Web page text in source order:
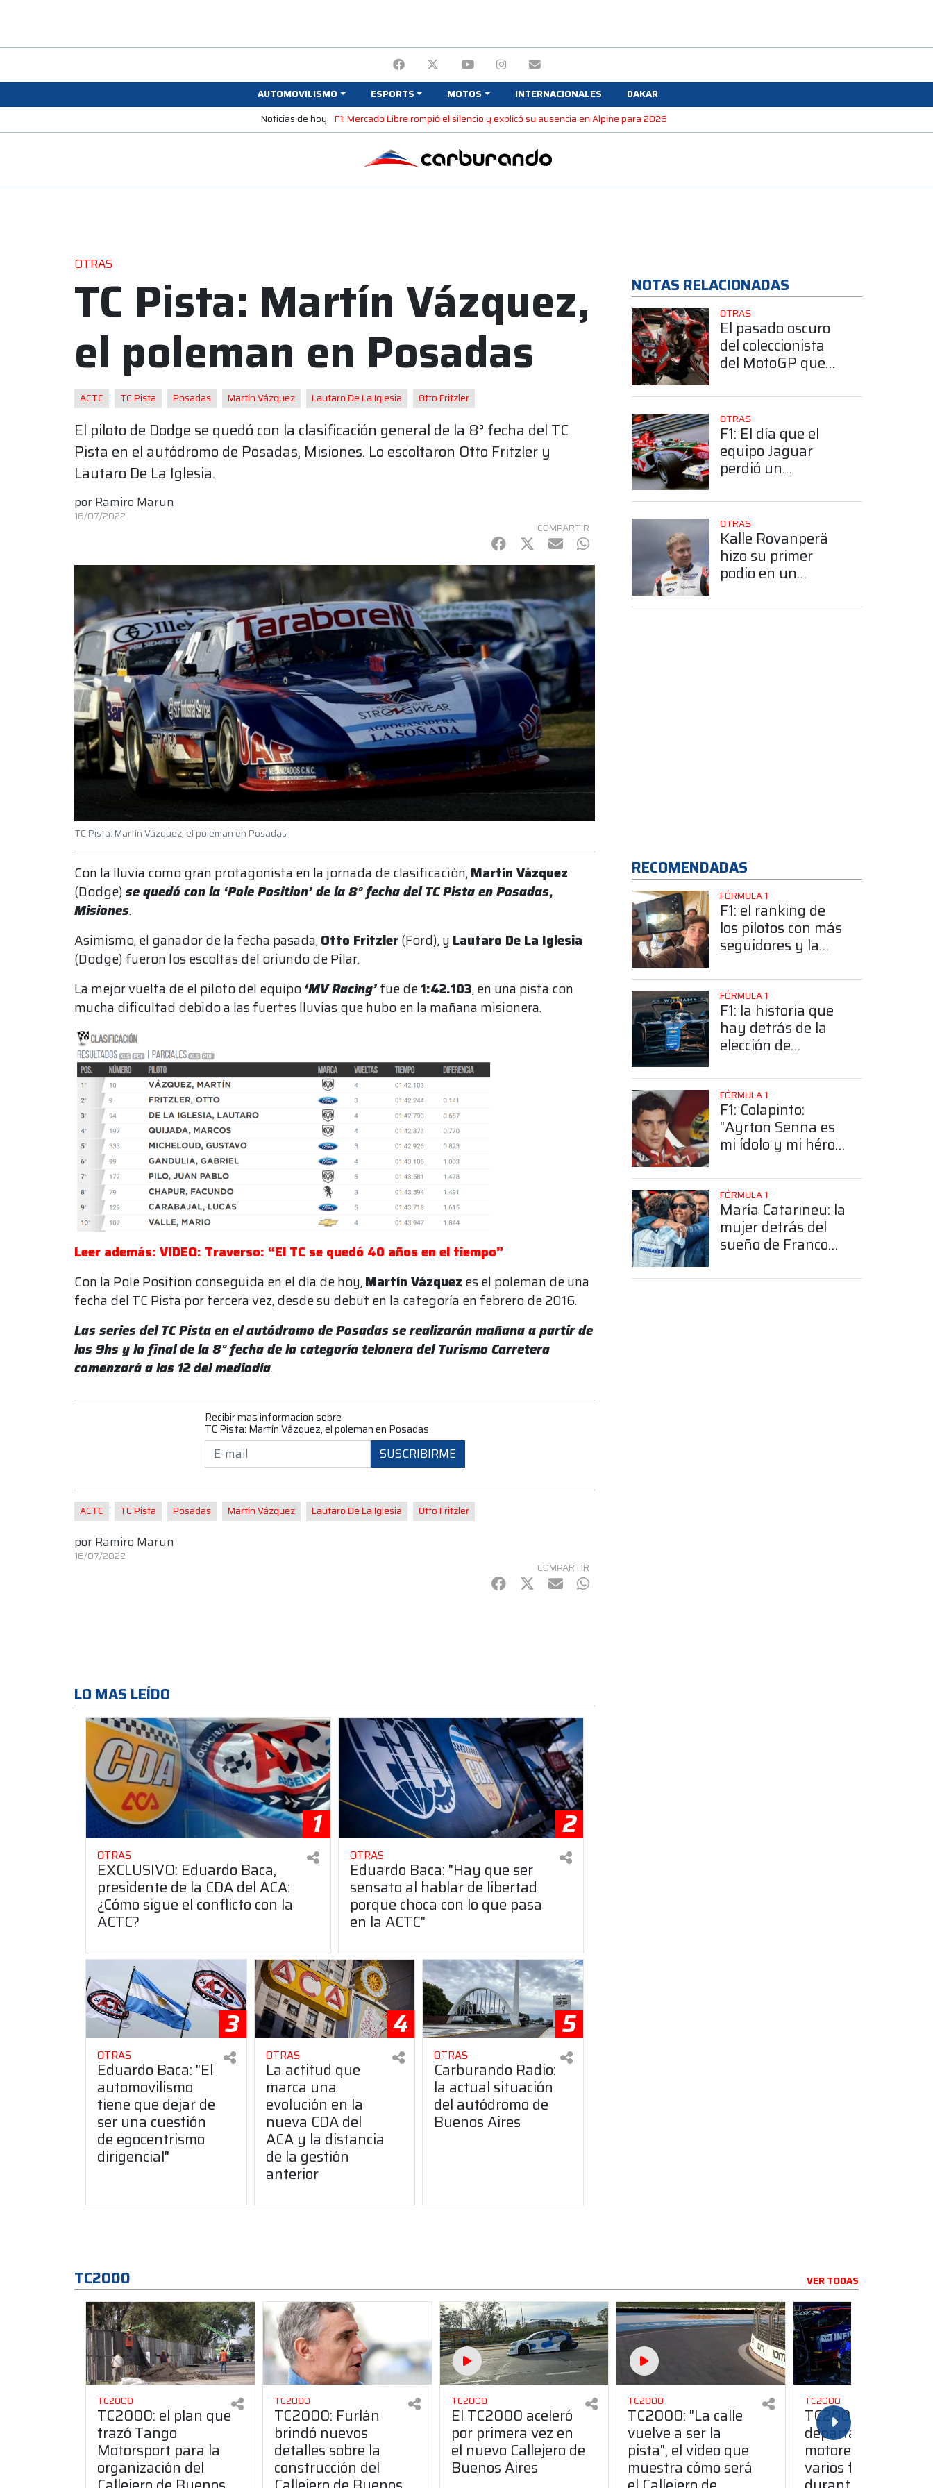
AUTOMOVILISMO ESPORTS MOTOS INTERNACIONALES
DAKAR
Noticias de hoy F1: Mercado Libre rompió el silencio y explicó su ausencia en Alpine para 2026
OTRAS
TC Pista: Martín Vázquez,
el poleman en Posadas
ACTC TC Pista Posadas Martín Vázquez Lautaro De La Iglesia Otto Fritzler
El piloto de Dodge se quedó con la clasificación general de la 8° fecha del TC
Pista en el autódromo de Posadas, Misiones. Lo escoltaron Otto Fritzler y
Lautaro De La Iglesia.
por Ramiro Marun
16/07/2022
COMPARTIR
Facebook
Twitter
mail WhatsApp
TC Pista: Martín Vázquez, el poleman en Posadas
Con la lluvia como gran protagonista en la jornada de clasificación,Martín Vázquez
(Dodge)se quedó con la ‘Pole Position’ de la 8° fecha del TC Pista en Posadas,
Misiones.
Asimismo, el ganador de la fecha pasada,Otto Fritzler(Ford), y Lautaro De La Iglesia
(Dodge) fueron los escoltas del oriundo de Pilar.
La mejor vuelta de el piloto del equipo‘MV Racing’fue de1:42.103, en una pista con
mucha dificultad debido a las fuertes lluvias que hubo en la mañana misionera.
Leer además: VIDEO: Traverso: “El TC se quedó 40 años en el tiempo”
Con la Pole Position conseguida en el día de hoy,Martín Vázquez es el poleman de una
fecha del TC Pista por tercera vez, desde su debut en la categoría en febrero de 2016.
Las series del TC Pista en el autódromo de Posadas se realizarán mañana a partir de
las 9hs y la final de la 8° fecha de la categoría telonera del Turismo Carretera
comenzará a las 12 del mediodía.
Recibir mas informacion sobre
TC Pista: Martín Vázquez, el poleman en Posadas
SUSCRIBIRME
ACTC TC Pista Posadas Martín Vázquez Lautaro De La Iglesia Otto Fritzler
por Ramiro Marun
16/07/2022
COMPARTIR
Facebook
Twitter
mail WhatsApp
LO MAS LEÍDO
1
OTRAS
EXCLUSIVO: Eduardo Baca,
presidente de la CDA del ACA:
¿Cómo sigue el conflicto con la
ACTC?
2
OTRAS
Eduardo Baca: "Hay que ser
sensato al hablar de libertad
porque choca con lo que pasa
en la ACTC"
3
OTRAS
Eduardo Baca: "El
automovilismo
tiene que dejar de
ser una cuestión
de egocentrismo
dirigencial"
4
OTRAS
La actitud que
marca una
evolución en la
nueva CDA del
ACA y la distancia
de la gestión
anterior
5
OTRAS
Carburando Radio:
la actual situación
del autódromo de
Buenos Aires
NOTAS RELACIONADAS
OTRAS
El pasado oscuro
del coleccionista
del MotoGP que
OTRAS
F1: El día que el
equipo Jaguar
perdió un
mil dólares
OTRAS
Kalle Rovanperä
hizo su primer
podio en un
RECOMENDADAS
FÓRMULA 1
F1: el ranking de
los pilotos con más
seguidores y la
posición de
Colapinto
FÓRMULA 1
F1: la historia que
hay detrás de la
elección de
número 43
FÓRMULA 1
F1: Colapinto:
"Ayrton Senna es
mi ídolo y mi héroe
FÓRMULA 1
María Catarineu: la
mujer detrás del
sueño de Franco
Fórmula 1
TC2000 VER TODAS
TC2000
TC2000: el plan que
trazó Tango
Motorsport para la
organización del
TC2000
TC2000: Furlán
brindó nuevos
detalles sobre la
construcción del
TC2000
El TC2000 aceleró
por primera vez en
el nuevo Callejero de
Buenos Aires
TC2000
TC2000: "La calle
vuelve a ser la
pista", el video que
muestra cómo será
TC2000
TC2000: el
departamento de
motores trabaja en
varios frentes